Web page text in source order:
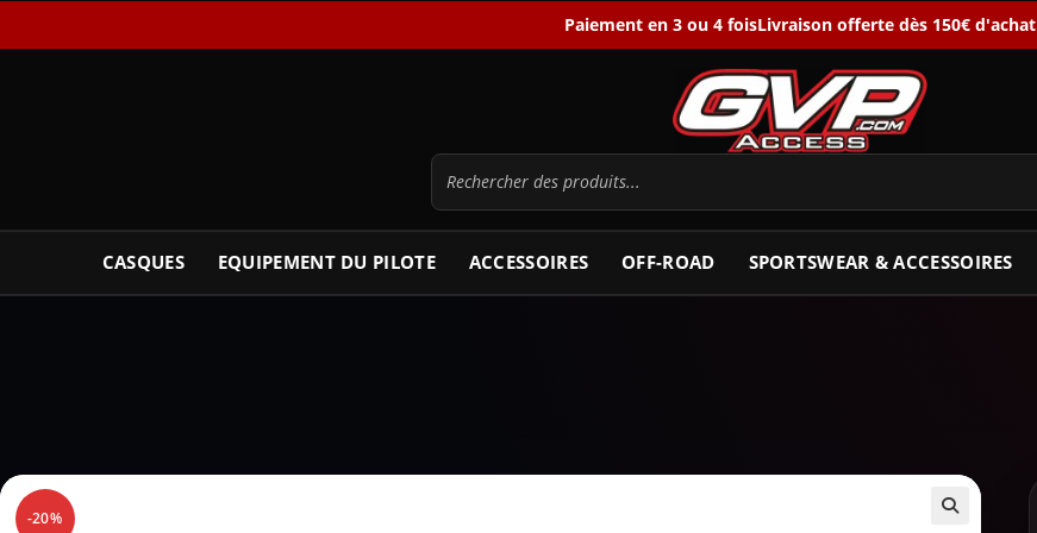
Paiement en 3 ou 4 foisLivraison offerte dès 150€ d'achat
CASQUES EQUIPEMENT DU PILOTE ACCESSOIRES OFF-ROAD SPORTSWEAR & ACCESSOIRES
-20%